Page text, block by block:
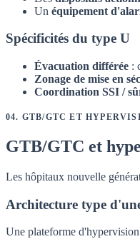
Un équipement
Spécificités du type U
Évacuation différée :
Zonage de mise en
Coordination SSI /
04. GTB/GTC ET
GTB/GTC et
Les hôpitaux nouvelle
Architecture type
Une plateforme